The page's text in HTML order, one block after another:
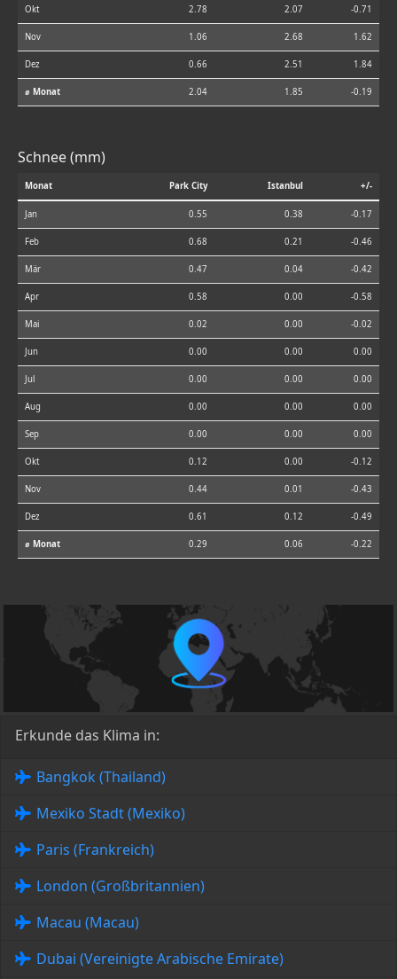
Okt 2.78 2.07 -0.71
Nov 1.06 2.68 1.62
Dez 0.66 2.51 1.84
⌀ Monat 2.04 1.85 -0.19
Schnee (mm)
Monat Park City Istanbul +/-
Jan 0.55 0.38 -0.17
Feb 0.68 0.21 -0.46
Mär 0.47 0.04 -0.42
Apr 0.58 0.00 -0.58
Mai 0.02 0.00 -0.02
Jun 0.00 0.00 0.00
Jul 0.00 0.00 0.00
Aug 0.00 0.00 0.00
Sep 0.00 0.00 0.00
Okt 0.12 0.00 -0.12
Nov 0.44 0.01 -0.43
Dez 0.61 0.12 -0.49
⌀ Monat 0.29 0.06 -0.22
Erkunde das Klima in:
Bangkok (Thailand)
Mexiko Stadt (Mexiko)
Paris (Frankreich)
London (Großbritannien)
Macau (Macau)
Dubai (Vereinigte Arabische Emirate)